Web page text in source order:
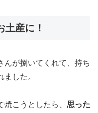
産に！
んが捌いてくれて、持ち
した。
こうとしたら、 思った